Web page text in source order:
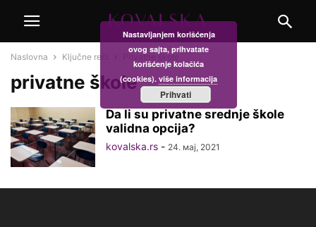
Naslovna Ključne reči Privatne škole
privatne škole
Da li su privatne srednje škole
validna opcija?
kovalska.rs - 24. мај, 2021
Nastavljanjem korišćenja
ovog sajta, prihvatate
korišćenje kolačića
(cookies). više informacija
Prihvati